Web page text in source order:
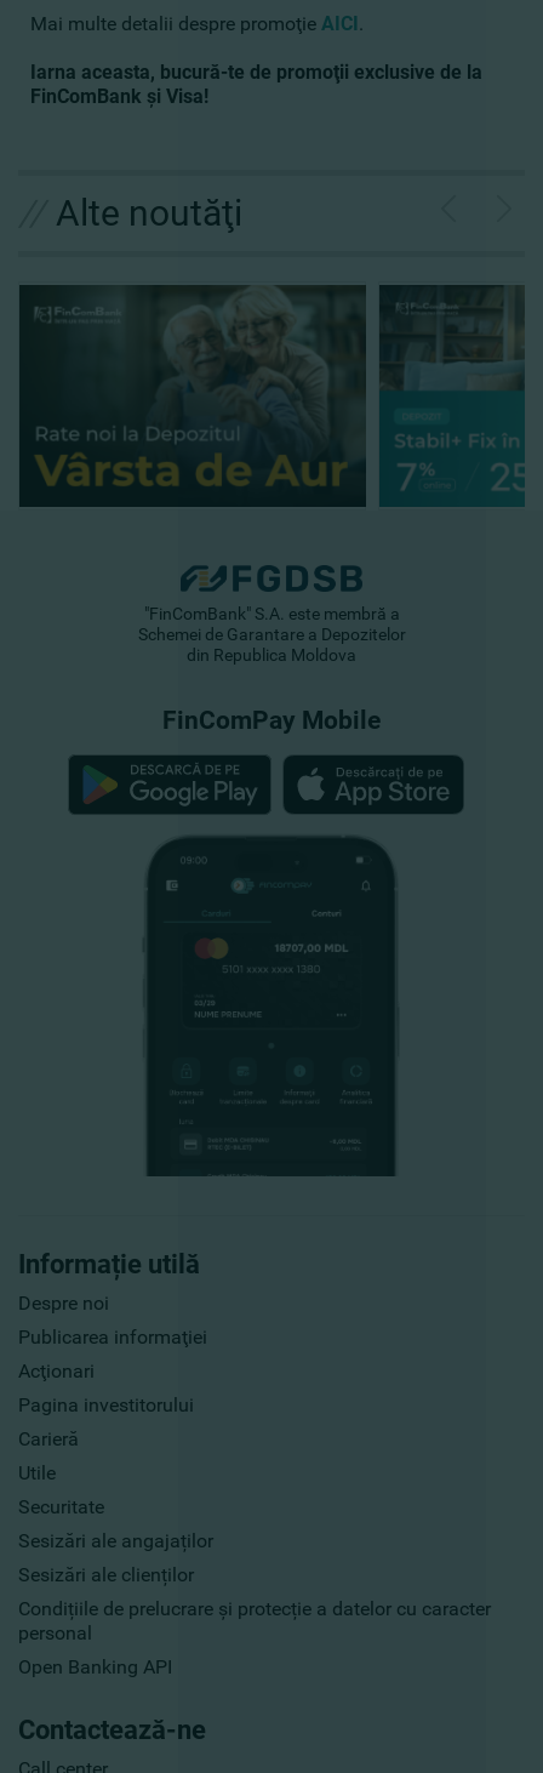
Mai multe detalii despre promoţie AICI.
Iarna aceasta, bucură-te de promoţii exclusive de la
FinComBank şi Visa!
Alte noutăţi
Informație utilă
Despre noi
Publicarea informaţiei
Acţionari
Pagina investitorului
Carieră
Utile
Securitate
Sesizări ale angajaților
Sesizări ale clienților
Condițiile de prelucrare și protecție a datelor cu caracter
personal
Open Banking API
Contactează-ne
"FinComBank" S.A. este membră a
Schemei de Garantare a Depozitelor
din Republica Moldova
FinComPay Mobile